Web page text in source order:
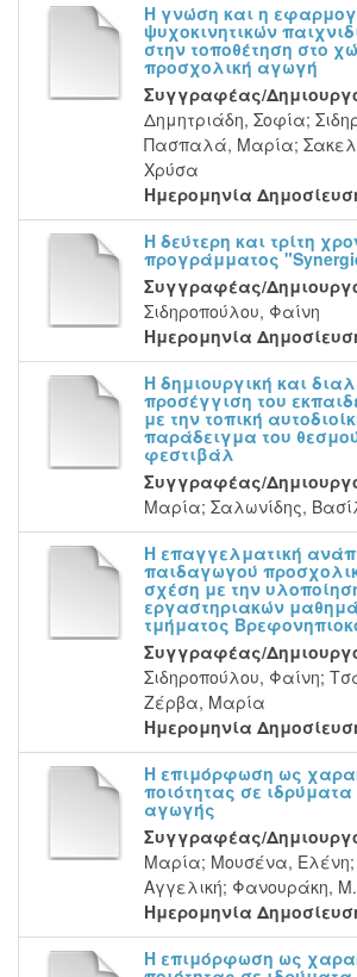
Η γνώση και η
ψυχοκινητικών
στην τοποθέτηση στο
προσχολική αγωγή
Συγγραφέας/
Δημητριάδη, Σοφία;
Πασπαλά, Μαρία;
Χρύσα
Ημερομηνία
Η δεύτερη και τρίτη
προγράμματος
Συγγραφέας/
Σιδηροπούλου, Φαίνη
Ημερομηνία
Η δημιουργική και
προσέγγιση του
με την τοπική
παράδειγμα του
φεστιβάλ
Συγγραφέας/
Μαρία; Σαλωνίδης,
Η επαγγελματική
παιδαγωγού
σχέση με την
εργαστηριακών
τμήματος
Συγγραφέας/
Σιδηροπούλου, Φαίνη;
Ζέρβα, Μαρία
Ημερομηνία
Η επιμόρφωση ως
ποιότητας σε
αγωγής
Συγγραφέας/
Μαρία; Μουσένα, Ελένη;
Αγγελική; Φανουράκη, Μ.
Ημερομηνία
Η επιμόρφωση ως